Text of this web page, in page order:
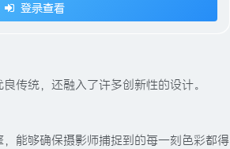
登录查看
传统，还融入了许多创新性的设计。
能够确保摄影师捕捉到的每一刻色彩都得